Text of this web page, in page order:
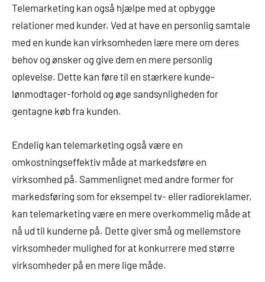
Telemarketing kan også hjælpe med at opbygge
relationer med kunder. Ved at have en personlig samtale
med en kunde kan virksomheden lære mere om deres
behov og ønsker og give dem en mere personlig
oplevelse. Dette kan føre til en stærkere kunde-
lønmodtager-forhold og øge sandsynligheden for
gentagne køb fra kunden.
Endelig kan telemarketing også være en
omkostningseffektiv måde at markedsføre en
virksomhed på. Sammenlignet med andre former for
markedsføring som for eksempel tv- eller radioreklamer,
kan telemarketing være en mere overkommelig måde at
nå ud til kunderne på. Dette giver små og mellemstore
virksomheder mulighed for at konkurrere med større
virksomheder på en mere lige måde.